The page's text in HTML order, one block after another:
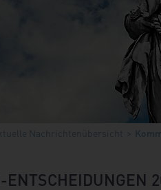
Nachrichtenübersicht